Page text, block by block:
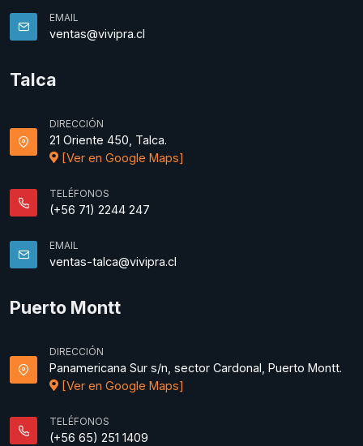
EMAIL
ventas@vivipra.cl
Talca
DIRECCIÓN
21 Oriente 450, Talca.
[Ver en Google Maps]
TELÉFONOS
(+56 71) 2244 247
EMAIL
ventas-talca@vivipra.cl
Puerto Montt
DIRECCIÓN
Panamericana Sur s/n, sector Cardonal, Puerto Montt.
[Ver en Google Maps]
TELÉFONOS
(+56 65) 251 1409